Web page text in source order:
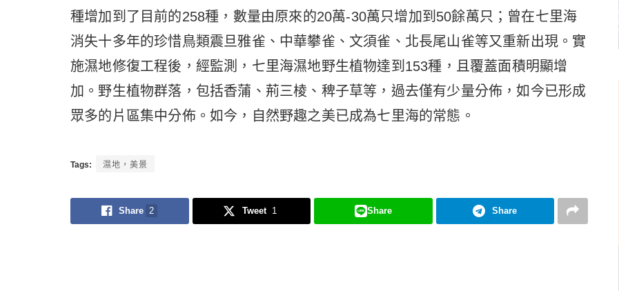
種增加到了目前的258種，數量由原來的20萬-30萬只增加到50餘萬只；曾在七里海
消失十多年的珍惜鳥類震旦雅雀、中華攀雀、文須雀、北長尾山雀等又重新出現。實
施濕地修復工程後，經監測，七里海濕地野生植物達到153種，且覆蓋面積明顯增
加。野生植物群落，包括香蒲、荊三棱、稗子草等，過去僅有少量分佈，如今已形成
眾多的片區集中分佈。如今，自然野趣之美已成為七里海的常態。
Tags: 濕地，美景
Share 2 Tweet 1 Share Share